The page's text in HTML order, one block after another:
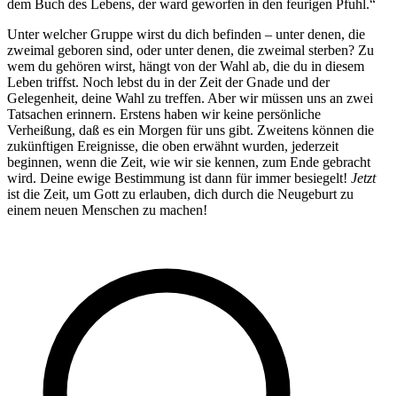
dem Buch des Lebens, der ward geworfen in den feurigen Pfuhl.“
Unter welcher Gruppe wirst du dich befinden – unter denen, die
zweimal geboren sind, oder unter denen, die zweimal sterben? Zu
wem du gehören wirst, hängt von der Wahl ab, die du in diesem
Leben triffst. Noch lebst du in der Zeit der Gnade und der
Gelegenheit, deine Wahl zu treffen. Aber wir müssen uns an zwei
Tatsachen erinnern. Erstens haben wir keine persönliche
Verheißung, daß es ein Morgen für uns gibt. Zweitens können die
zukünftigen Ereignisse, die oben erwähnt wurden, jederzeit
beginnen, wenn die Zeit, wie wir sie kennen, zum Ende gebracht
wird. Deine ewige Bestimmung ist dann für immer besiegelt! Jetzt
ist die Zeit, um Gott zu erlauben, dich durch die Neugeburt zu
einem neuen Menschen zu machen!